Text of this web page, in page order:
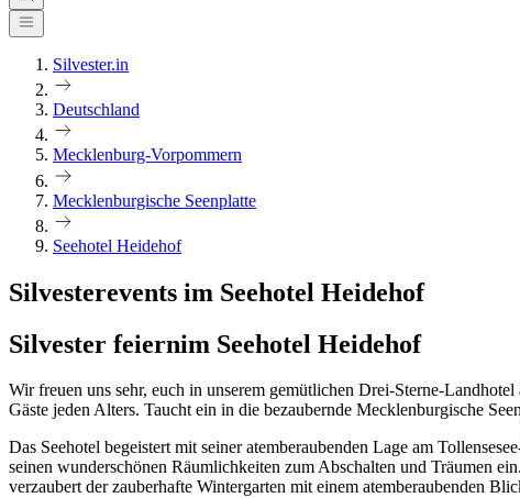
Silvester.in
Deutschland
Mecklenburg-Vorpommern
Mecklenburgische Seenplatte
Seehotel Heidehof
Silvesterevents im Seehotel Heidehof
Silvester feiernim Seehotel Heidehof
Wir freuen uns sehr, euch in unserem gemütlichen Drei-Sterne-
Gäste jeden Alters. Taucht ein in die bezaubernde Mecklenburgische
Das Seehotel begeistert mit seiner atemberaubenden Lage am
seinen wunderschönen Räumlichkeiten zum Abschalten und Träumen
verzaubert der zauberhafte Wintergarten mit einem atemberaubenden